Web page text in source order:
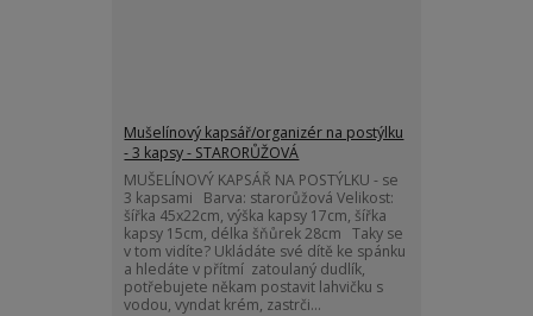
Mušelínový kapsář/organizér na postýlku
- 3 kapsy - STARORŮŽOVÁ
MUŠELÍNOVÝ KAPSÁŘ NA POSTÝLKU - se
3 kapsami Barva: starorůžová Velikost:
šířka 45x22cm, výška kapsy 17cm, šířka
kapsy 15cm, délka šňůrek 28cm Taky se
v tom vidíte? Ukládáte své dítě ke spánku
a hledáte v přítmí zatoulaný dudlík,
potřebujete někam postavit lahvičku s
vodou, vyndat krém, zastrči...